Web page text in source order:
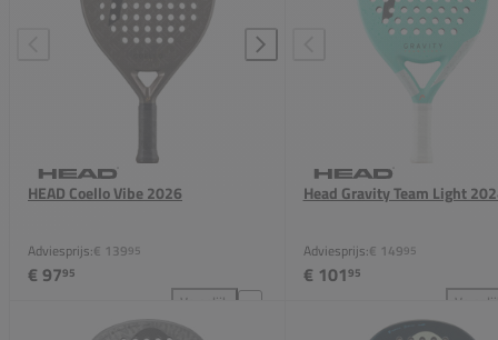
HEAD Coello Vibe 2026
Adviesprijs:€ 13995
€ 9795
Vergelijk
HEAD Coello Vibe 2026 toevoegen aan vergelijking
Head Gravity Team Light
Adviesprijs:€ 14995
€ 10195